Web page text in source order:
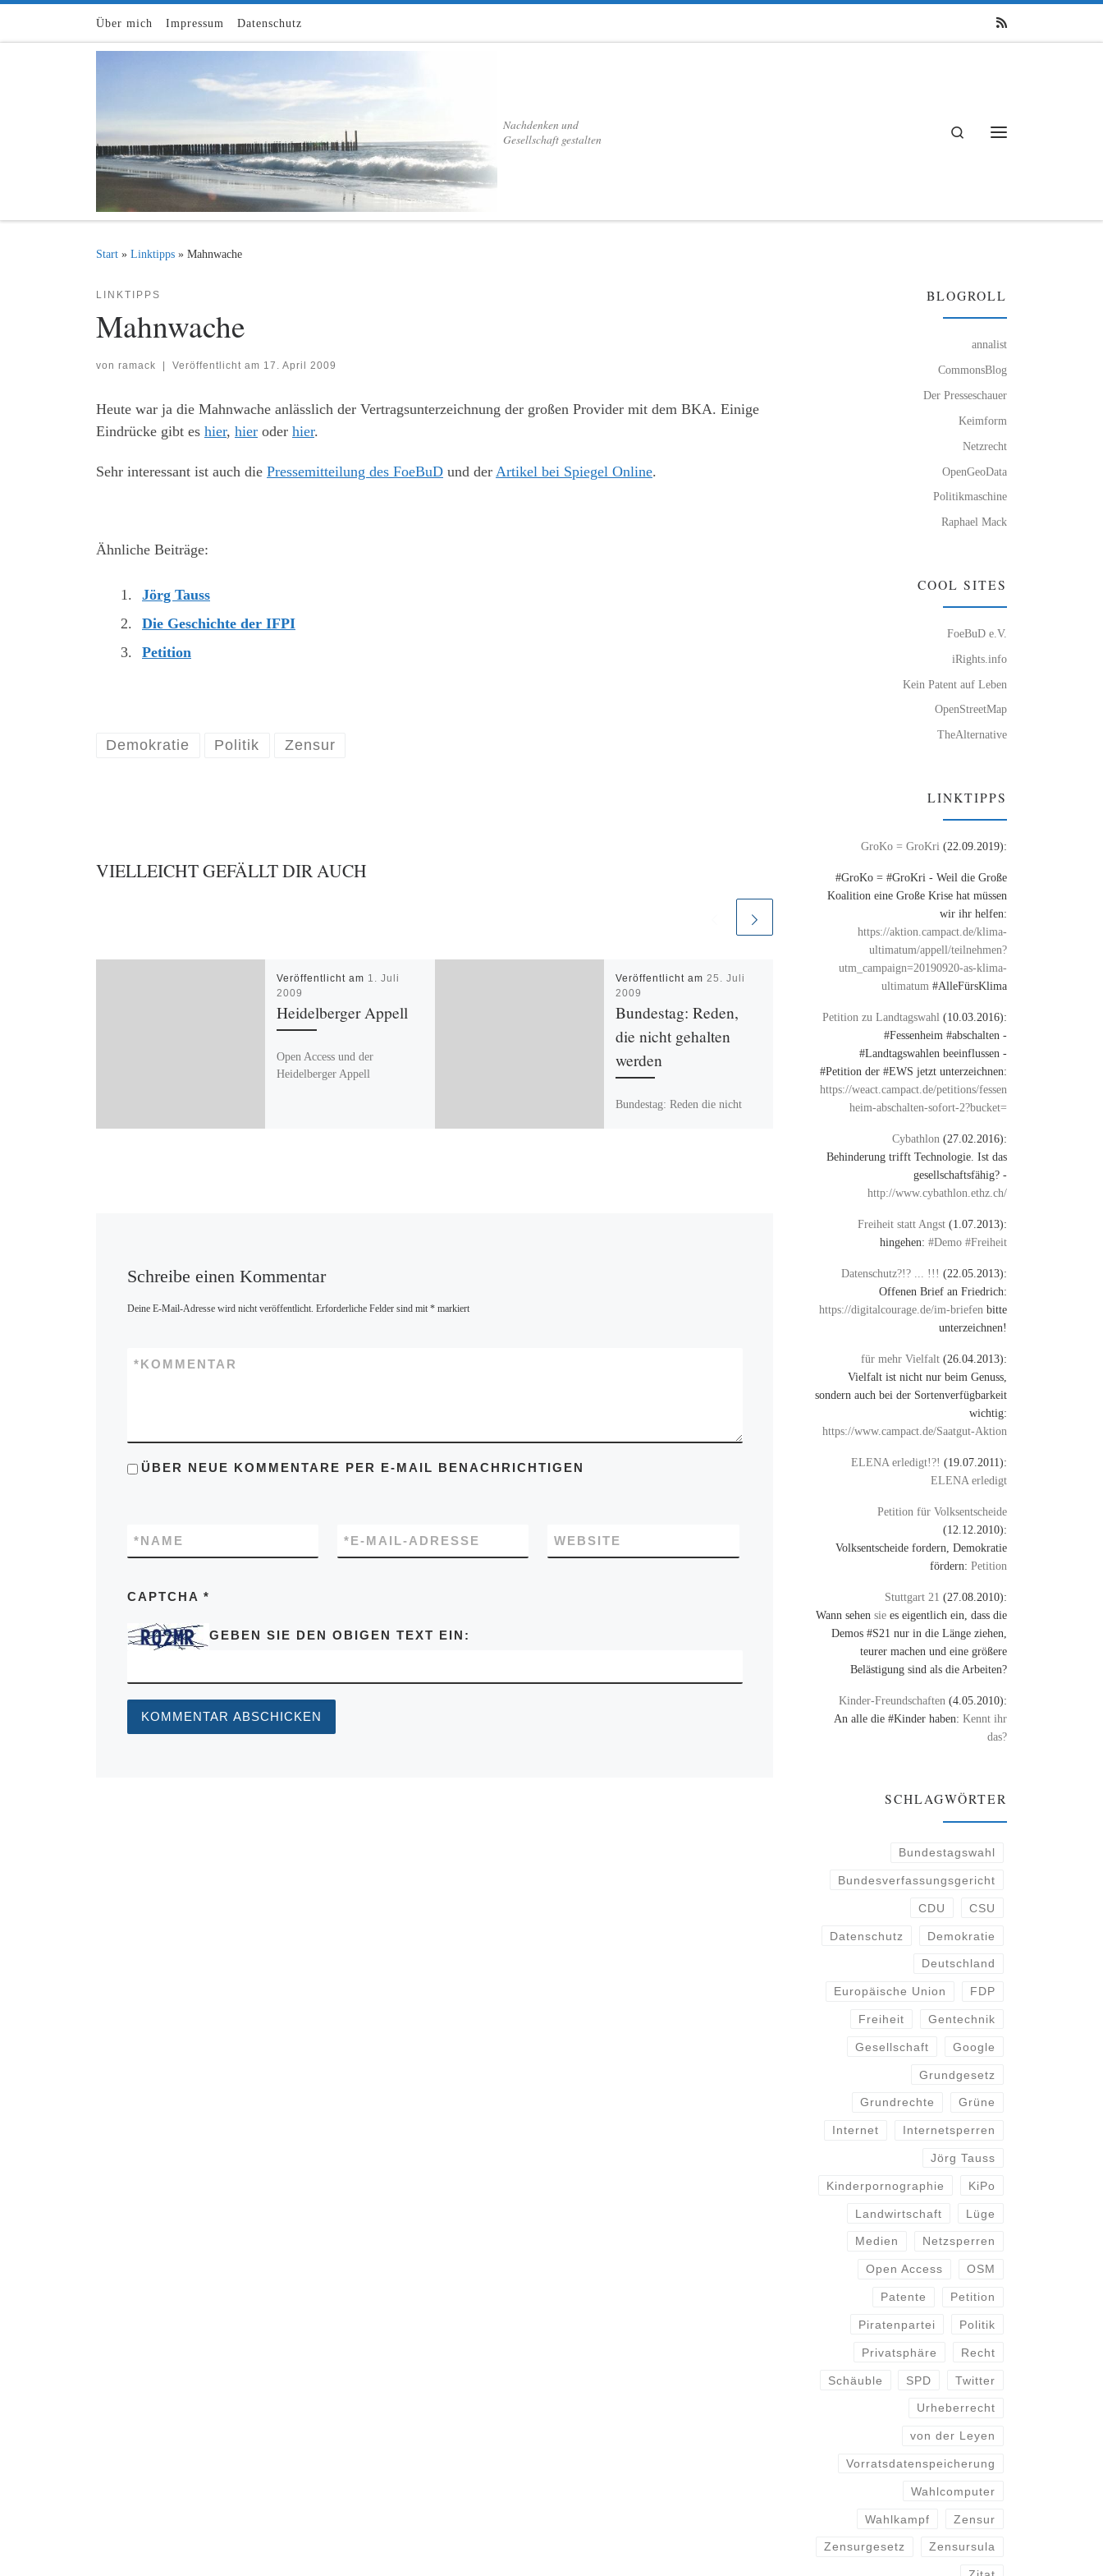
Zum Inhalt springen
Über mich Impressum Datenschutz
Nachdenken und
Gesellschaft gestalten
Search
Start » Linktipps » Mahnwache
LINKTIPPS
Mahnwache
von ramack | Veröffentlicht am 17. April 2009
Heute war ja die Mahnwache anlässlich der Vertragsunterzeichnung der großen Provider mit dem BKA. Einige
Eindrücke gibt es hier, hier oder hier.
Sehr interessant ist auch die Pressemitteilung des FoeBuD und der Artikel bei Spiegel Online.
Ähnliche Beiträge:
Jörg Tauss
Die Geschichte der IFPI
Petition
Demokratie Politik Zensur
VIELLEICHT GEFÄLLT DIR AUCH
Veröffentlicht am 1. Juli
2009
Heidelberger Appell
Open Access und der
Heidelberger Appell
Veröffentlicht am 25. Juli
2009
Bundestag: Reden,
die nicht gehalten
werden
Bundestag: Reden die nicht
2009
Getarnte Werbung
#Zensursula hat schon immer
„Jouranlismus“ betrieben
http://bit.ly/DgLaJ
#Volksverarsche +
@insideX @bicyclist
Schreibe einen Kommentar
Deine E-Mail-Adresse wird nicht veröffentlicht. Erforderliche Felder sind mit *markiert
KOMMENTAR
*
ÜBER NEUE KOMMENTARE PER E-MAIL BENACHRICHTIGEN
NAME
* E-MAIL-ADRESSE
* WEBSITE
CAPTCHA *
GEBEN SIE DEN OBIGEN TEXT EIN:
BLOGROLL
annalist
CommonsBlog
Der Presseschauer
Keimform
Netzrecht
OpenGeoData
Politikmaschine
Raphael Mack
COOL SITES
FoeBuD e.V.
iRights.info
Kein Patent auf Leben
OpenStreetMap
TheAlternative
LINKTIPPS
GroKo = GroKri (22.09.2019):
#GroKo = #GroKri - Weil die Große
Koalition eine Große Krise hat müssen
wir ihr helfen:
https://aktion.campact.de/klima-
ultimatum/appell/teilnehmen?
utm_campaign=20190920-as-klima-
ultimatum #AlleFürsKlima
Petition zu Landtagswahl (10.03.2016):
#Fessenheim #abschalten -
#Landtagswahlen beeinflussen -
#Petition der #EWS jetzt unterzeichnen:
https://weact.campact.de/petitions/fessen
heim-abschalten-sofort-2?bucket=
Cybathlon (27.02.2016):
Behinderung trifft Technologie. Ist das
gesellschaftsfähig? -
http://www.cybathlon.ethz.ch/
Freiheit statt Angst (1.07.2013):
hingehen: #Demo #Freiheit
Datenschutz?!? ... !!! (22.05.2013):
Offenen Brief an Friedrich:
https://digitalcourage.de/im-briefen bitte
unterzeichnen!
für mehr Vielfalt (26.04.2013):
Vielfalt ist nicht nur beim Genuss,
sondern auch bei der Sortenverfügbarkeit
wichtig:
https://www.campact.de/Saatgut-Aktion
ELENA erledigt!?! (19.07.2011):
ELENA erledigt
Petition für Volksentscheide
(12.12.2010):
Volksentscheide fordern, Demokratie
fördern: Petition
Stuttgart 21 (27.08.2010):
Wann sehen sie es eigentlich ein, dass die
Demos #S21 nur in die Länge ziehen,
teurer machen und eine größere
Belästigung sind als die Arbeiten?
Kinder-Freundschaften (4.05.2010):
An alle die #Kinder haben: Kennt ihr
das?
SCHLAGWÖRTER
Bundestagswahl
Bundesverfassungsgericht
CDU CSU
Datenschutz Demokratie
Deutschland
Europäische Union FDP
Freiheit Gentechnik
Gesellschaft Google
Grundgesetz
Grundrechte Grüne
Internet Internetsperren
Jörg Tauss
Kinderpornographie KiPo
Landwirtschaft Lüge
Medien Netzsperren
Open Access OSM
Patente Petition
Piratenpartei Politik
Privatsphäre Recht
Schäuble SPD Twitter
Urheberrecht
von der Leyen
Vorratsdatenspeicherung
Wahlcomputer
Wahlkampf Zensur
Zensurgesetz Zensursula